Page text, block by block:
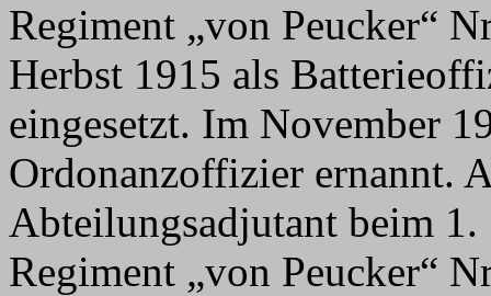
Regiment „von Peucker“
Herbst 1915 als
eingesetzt. Im November
Ordonanzoffizier ernannt.
Abteilungsadjutant beim
Regiment „von Peucker“